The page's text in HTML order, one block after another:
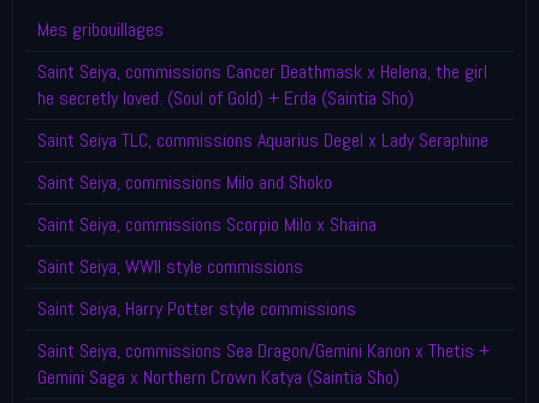
Mes gribouillages
Saint Seiya, commissions Cancer Deathmask x Helena, the girl
he secretly loved. (Soul of Gold) + Erda (Saintia Sho)
Saint Seiya TLC, commissions Aquarius Degel x Lady Seraphine
Saint Seiya, commissions Milo and Shoko
Saint Seiya, commissions Scorpio Milo x Shaina
Saint Seiya, WWII style commissions
Saint Seiya, Harry Potter style commissions
Saint Seiya, commissions Sea Dragon/Gemini Kanon x Thetis +
Gemini Saga x Northern Crown Katya (Saintia Sho)